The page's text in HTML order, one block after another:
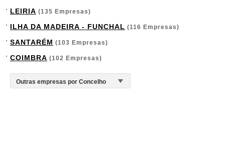
LEIRIA (135 Empresas)
ILHA DA MADEIRA - FUNCHAL (116 Empresas)
SANTARÉM (103 Empresas)
COIMBRA (102 Empresas)